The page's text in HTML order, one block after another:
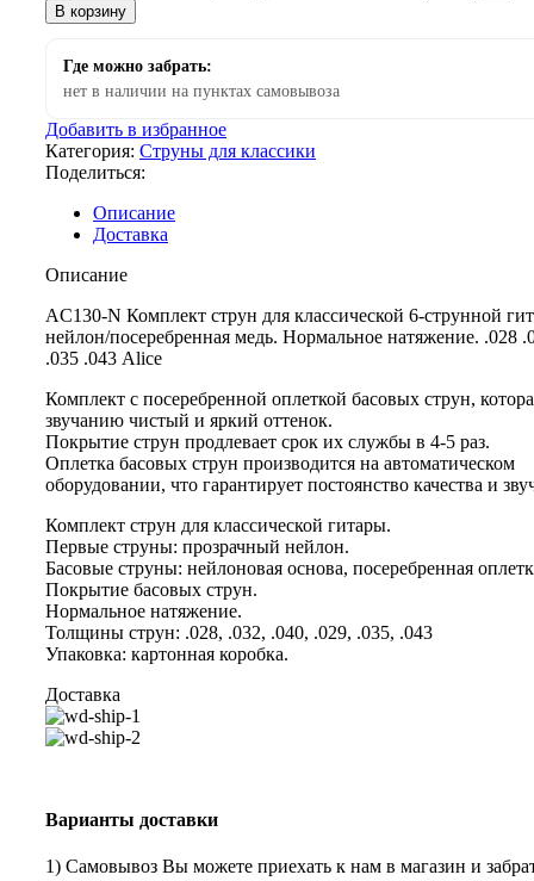
В корзину
Где можно забрать:
нет в наличии на пунктах самовывоза
Добавить в избранное
Категория: Струны для классики
Поделиться:
Описание
Доставка
Описание
AC130-N Комплект струн для классической 6-струнной
нейлон/посеребренная медь. Нормальное натяжение. .028
.035 .043 Alice
Комплект с посеребренной оплеткой басовых струн,
звучанию чистый и яркий оттенок.
Покрытие струн продлевает срок их службы в 4-5 раз.
Оплетка басовых струн производится на автоматическом
оборудовании, что гарантирует постоянство качества и
Комплект струн для классической гитары.
Первые струны: прозрачный нейлон.
Басовые струны: нейлоновая основа, посеребренная
Покрытие басовых струн.
Нормальное натяжение.
Толщины струн: .028, .032, .040, .029, .035, .043
Упаковка: картонная коробка.
Доставка
Варианты доставки
1) Самовывоз Вы можете приехать к нам в магазин и